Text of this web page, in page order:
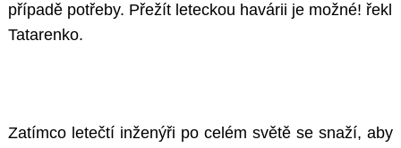
případě potřeby. Přežít leteckou havárii je možné! řekl
Tatarenko.
Zatímco letečtí inženýři po celém světě se snaží, aby